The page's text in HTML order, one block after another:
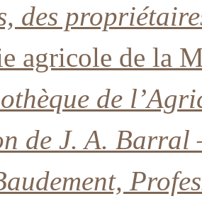
des
agricole de la
de
de J. A.